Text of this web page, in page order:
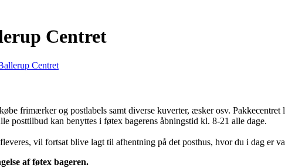
Centret
Centret
frimærker og postlabels samt diverse kuverter, æsker osv.
posttilbud kan benyttes i føtex bagerens åbningstid kl. 8-21 alle dage.
vil fortsat blive lagt til afhentning på det posthus, hvor du i dag er
af føtex bageren.